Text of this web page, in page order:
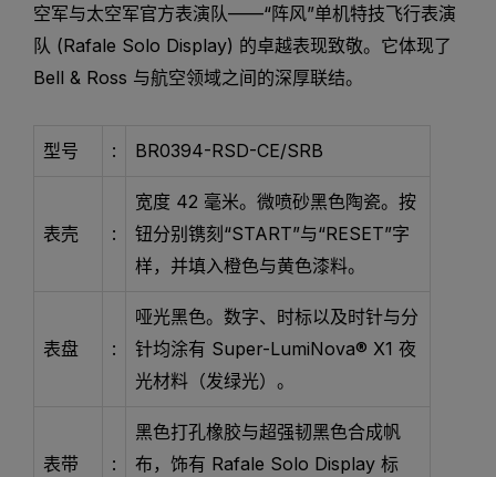
空军与太空军官方表演队——“阵风”单机特技飞行表演
队 (Rafale Solo Display) 的卓越表现致敬。它体现了
Bell & Ross 与航空领域之间的深厚联结。
型号 : BR0394-RSD-CE/SRB
表壳 :
宽度 42 毫米。微喷砂黑色陶瓷。按
钮分别镌刻“START”与“RESET”字
样，并填入橙色与黄色漆料。
表盘 :
哑光黑色。数字、时标以及时针与分
针均涂有 Super-LumiNova® X1 夜
光材料（发绿光）。
表带 :
黑色打孔橡胶与超强韧黑色合成帆
布，饰有 Rafale Solo Display 标